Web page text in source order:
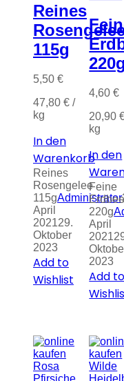
Reines
115g
5,50 €
47,80 € /
kg
In den
Warenkorb
Reines
Rosengelee
115gAdministrator
April
202129.
Oktober
2023
Add to
Wishlist
220g
4,60€
20,90
kg
In den
Feine
220g
April
2021
2023
Add to